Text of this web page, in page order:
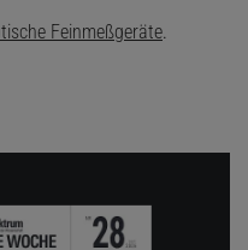
Feinmeßgeräte.